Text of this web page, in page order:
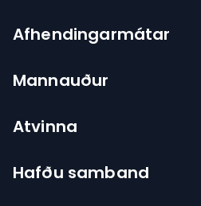
Afhendingarmátar
Mannauður
Atvinna
Hafðu samband